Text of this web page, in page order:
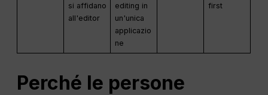
si affidano
all'editor
editing in
un'unica
applicazio
ne
first
Perché le persone